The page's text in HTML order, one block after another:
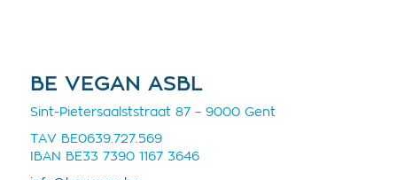
BE VEGAN ASBL
Sint-Pietersaalststraat 87 – 9000 Gent
TAV BE0639.727.569
IBAN BE33 7390 1167 3646